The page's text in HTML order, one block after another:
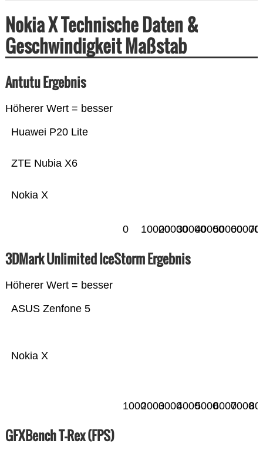
Nokia X Technische Daten &
Geschwindigkeit Maßstab
Antutu Ergebnis
Höherer Wert = besser
Nokia X
ZTE Nubia X6
Huawei P20 Lite
0 100002000030000400005000060000
3DMark Unlimited IceStorm Ergebnis
Höherer Wert = besser
Nokia X
ASUS Zenfone 5
1000200030004000500060007000
GFXBench T-Rex (FPS)